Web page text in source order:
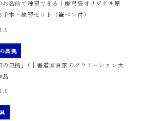
お名前で練習できる｜慶弔袋オリジナル原
手本・練習セット（筆ペン付）
典拠
の典拠」G｜書道家直筆のグラデーション大
品